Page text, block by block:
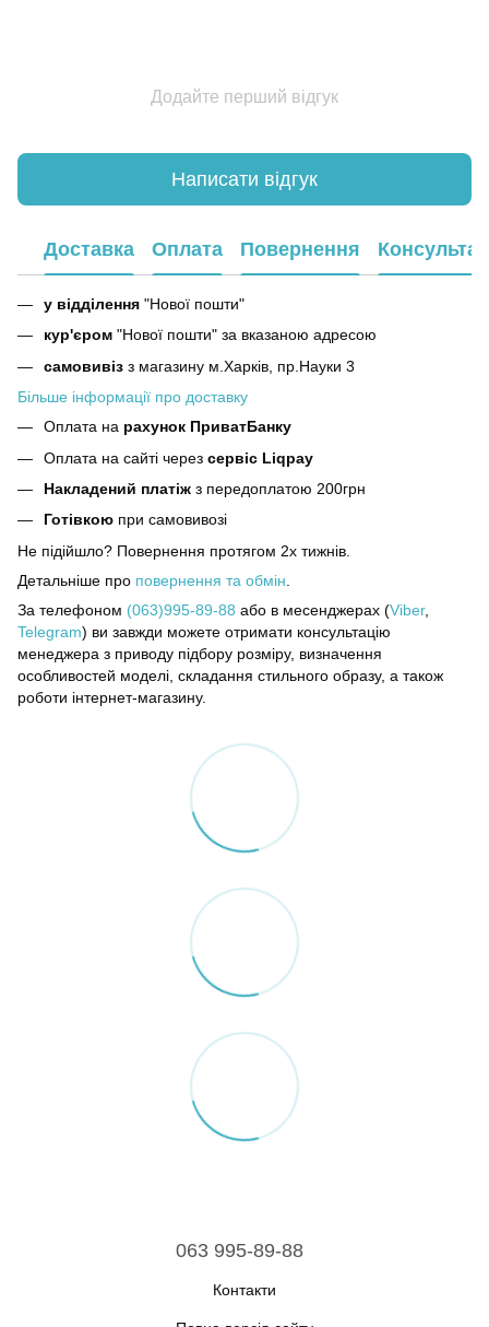
Додайте перший відгук
Написати відгук
Доставка Оплата Повернення
у відділення "Нової пошти"
кур'єром "Нової пошти" за вказаною адресою
самовивіз з магазину м.Харків, пр.Науки 3
Більше інформації про доставку
Оплата на рахунок ПриватБанку
Оплата на сайті через сервіс Liqpay
Накладений платіж з передоплатою 200грн
Готівкою при самовивозі
Не підійшло? Повернення протягом 2х тижнів.
Детальніше про повернення та обмін
За телефоном (063)995-89-88 або в месенджерах (Viber,
Telegram) ви завжди можете отримати консультацію
менеджера з приводу підбору розміру, визначення
особливостей моделі, складання стильного образу, а також
роботи інтернет-магазину.
063 995-89-88
Контакти